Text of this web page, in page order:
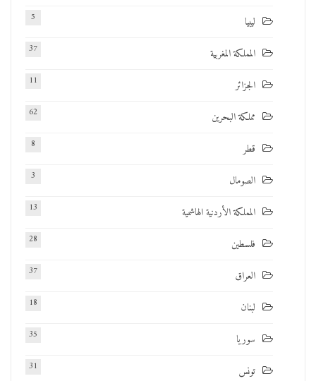
ليبيا 5
المملكة المغربية 37
الجزائر 11
مملكة البحرين 62
قطر 8
الصومال 3
المملكة الأردنية الهاشمية 13
فلسطين 28
العراق 37
لبنان 18
سوريا 35
تونس 31